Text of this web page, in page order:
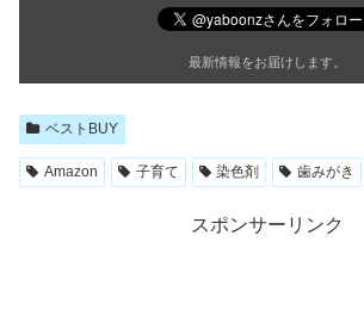
最新情報をお届けします。
ベストBUY
Amazon 子育て 染色剤 歯みがき
スポンサーリンク